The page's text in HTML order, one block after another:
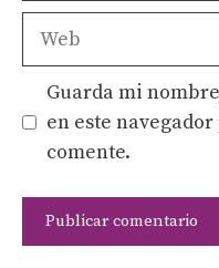
Web
Guarda mi
en este
comente.